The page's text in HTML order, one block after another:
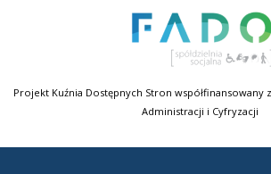
Projekt Kuźnia Dostępnych Stron współfinansowany
Administracji i Cyfryzacji